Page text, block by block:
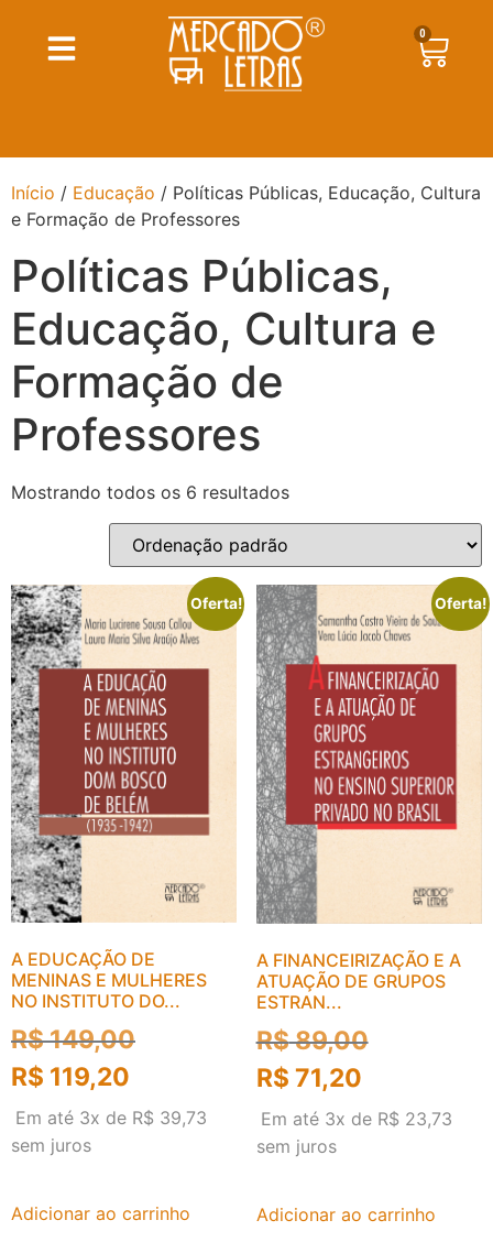
0
Início / Educação / Políticas Públicas, Educação, Cultura
e Formação de Professores
Políticas Públicas,
Educação, Cultura e
Formação de
Professores
Mostrando todos os 6 resultados
Oferta!
A EDUCAÇÃO DE
MENINAS E MULHERES
NO INSTITUTO DO...
R$149,00
R$ 119,20
Em até 3x de R$ 39,73
sem juros
Adicionar ao carrinho
Oferta!
A FINANCEIRIZAÇÃO E A
ATUAÇÃO DE GRUPOS
ESTRAN...
R$89,00
R$ 71,20
Em até 3x de R$ 23,73
sem juros
Adicionar ao carrinho